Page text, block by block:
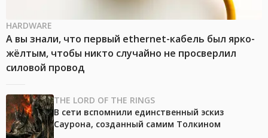
HARDWARE
А вы знали, что первый ethernet-кабель был ярко-
жёлтым, чтобы никто случайно не просверлил
силовой провод
THE LORD OF THE RINGS
В сети вспомнили единственный эскиз
Саурона, созданный самим Толкином